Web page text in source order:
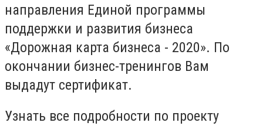
направления Единой программы
поддержки и развития бизнеса
«Дорожная карта бизнеса - 2020». По
окончании бизнес-тренингов Вам
выдадут сертификат.
Узнать все подробности по проекту